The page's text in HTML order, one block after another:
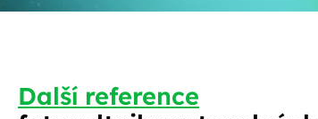
Další reference